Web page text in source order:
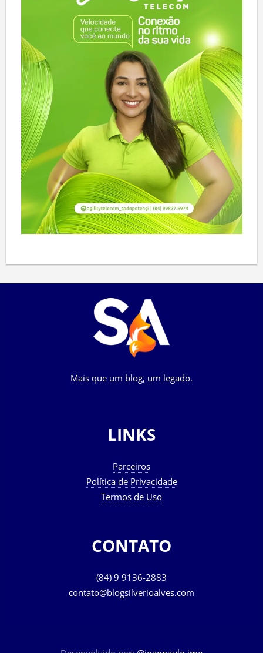
Mais que um blog, um legado.
LINKS
Parceiros
Política de Privacidade
Termos de Uso
CONTATO
(84) 9 9136-2883
contato@blogsilverioalves.com